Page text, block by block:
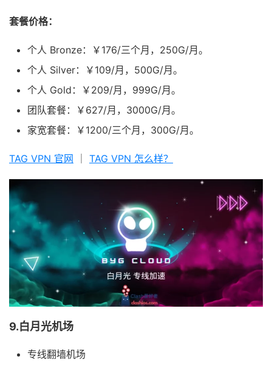
套餐价格：
个人 Bronze：￥176/三个月，250G/月。
个人 Silver：￥109/月，500G/月。
个人 Gold：￥209/月，999G/月。
团队套餐：￥627/月，3000G/月。
家宽套餐：￥1200/三个月，300G/月。
TAG VPN 官网 TAG VPN 怎么样？
9.白月光机场
专线翻墙机场